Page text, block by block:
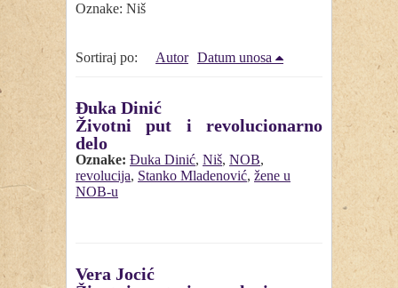
Oznake: Niš
Sortiraj po: Autor Datum unosa
Đuka Dinić
Životni put i revolucionarno
delo
Oznake: Đuka Dinić, Niš, NOB,
revolucija, Stanko Mladenović, žene u
NOB-u
Vera Jocić